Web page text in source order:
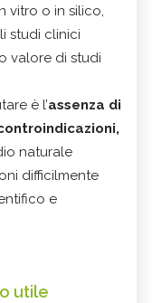
vitro o in silico,
studi clinici
valore di studi
è l’assenza di
naturale
difficilmente
e
utile